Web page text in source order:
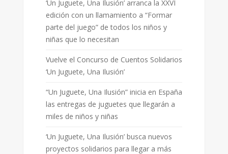
‘Un Juguete, Una Ilusión’ arranca la XXVI
edición con un llamamiento a “Formar
parte del juego” de todos los niños y
niñas que lo necesitan
Vuelve el Concurso de Cuentos Solidarios
‘Un Juguete, Una Ilusión’
“Un Juguete, Una Ilusión” inicia en España
las entregas de juguetes que llegarán a
miles de niños y niñas
‘Un Juguete, Una Ilusión’ busca nuevos
proyectos solidarios para llegar a más